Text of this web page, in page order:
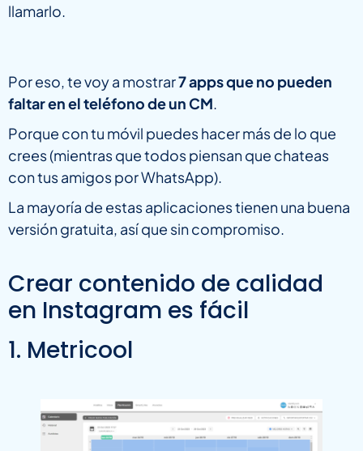
llamarlo.
Por eso, te voy a mostrar7 apps que no pueden
faltar en el teléfono de un CM.
Porque con tu móvil puedes hacer más de lo que
crees (mientras que todos piensan que chateas
con tus amigos por WhatsApp).
La mayoría de estas aplicaciones tienen una buena
versión gratuita, así que sin compromiso.
Crear contenido de calidad
en Instagram es fácil
1. Metricool